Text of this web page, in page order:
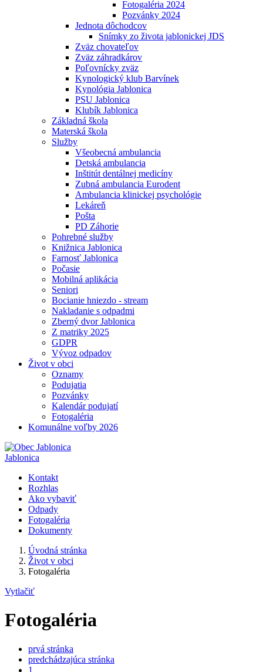
Fotogaléria 2024
Pozvánky 2024
Jednota dôchodcov
Snímky zo života jablonickej JDS
Zväz chovateľov
Zväz záhradkárov
Poľovnícky zväz
Kynologický klub Barvínek
Kynológia Jablonica
PSU Jablonica
Klubík Jablonica
Základná škola
Materská škola
Služby
Všeobecná ambulancia
Detská ambulancia
Inštitút dentálnej medicíny
Zubná ambulancia Eurodent
Ambulancia klinickej psychológie
Lekáreň
Pošta
PD Záhorie
Pohrebné služby
Knižnica Jablonica
Farnosť Jablonica
Počasie
Mobilná aplikácia
Seniori
Bocianie hniezdo - stream
Nakladanie s odpadmi
Zberný dvor Jablonica
Z matriky 2025
GDPR
Vývoz odpadov
Život v obci
Oznamy
Podujatia
Pozvánky
Kalendár podujatí
Fotogaléria
Komunálne voľby 2026
Jablonica
Kontakt
Rozhlas
Ako vybaviť
Odpady
Fotogaléria
Dokumenty
Úvodná stránka
Život v obci
Fotogaléria
Vytlačiť
Fotogaléria
prvá stránka
predchádzajúca stránka
1